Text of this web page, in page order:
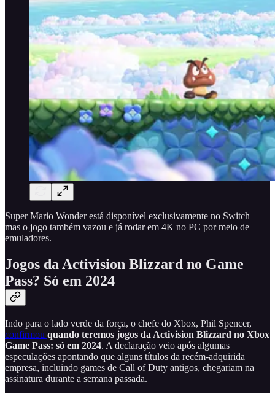
Super Mario Wonder está disponível exclusivamente no Switch —
mas o jogo também vazou e já rodar em 4K no PC por meio de
emuladores.
Jogos da Activision Blizzard no Game
Pass? Só em 2024
Indo para o lado verde da força, o chefe do Xbox, Phil Spencer,
confirmou quando teremos jogos da Activision Blizzard no Xbox
Game Pass: só em 2024. A declaração veio após algumas
especulações apontando que alguns títulos da recém-adquirida
empresa, incluindo games de Call of Duty antigos, chegariam na
assinatura durante a semana passada.